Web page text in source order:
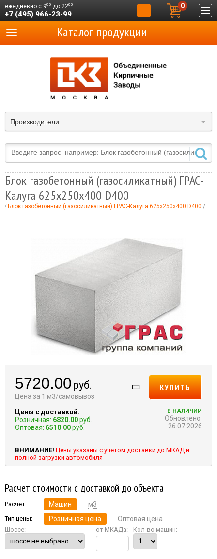
ежедневно с 900 до 2200
+7 (495) 966-23-99
0
Производители
Каталог продукции
Блок газобетонный (газосиликатный) ГРАС-
Калуга 625x250x400 D400
Блок газобетонный (газосиликатный) ГРАС-Калуга 625x250x400 D400
5720.00 руб.
Цена за 1 м3/самовывоз
Цены с доставкой:
Розничная: 6820.00руб.
Оптовая: 6510.00руб.
КУПИТЬ
В НАЛИЧИИ
Обновлено:
26.07.2026
ВНИМАНИЕ! Цены указаны с учетом доставки до МКАД и
полной загрузки автомобиля
Расчет стоимости с доставкой до объекта
Расчет: Машин м3
Тип цены: Розничная цена Оптовая цена
Шоссе: от МКАДа: Кол-во машин: